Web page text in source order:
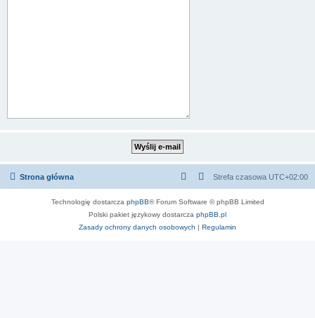
Strona główna Strefa czasowa UTC+02:00
Technologię dostarcza phpBB® Forum Software © phpBB Limited
Polski pakiet językowy dostarcza phpBB.pl
Zasady ochrony danych osobowych | Regulamin